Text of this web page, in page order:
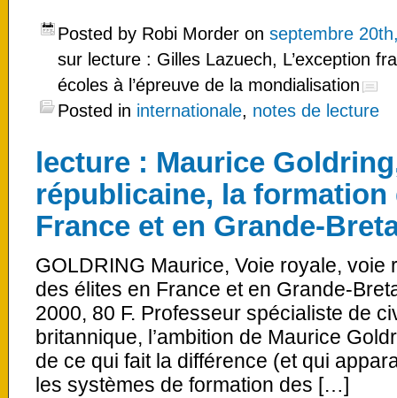
Posted by Robi Morder on septembre
sur lecture : Gilles Lazuech, L’exception
écoles à l’épreuve de la mondialisation
Posted in internationale, notes de lecture
lecture : Maurice
républicaine, la formation
France et en Grande-
GOLDRING Maurice, Voie royale, voie
des élites en France et en Grande-
2000, 80 F. Professeur spécialiste de
britannique, l’ambition de Maurice
de ce qui fait la différence (et qui
les systèmes de formation des […]